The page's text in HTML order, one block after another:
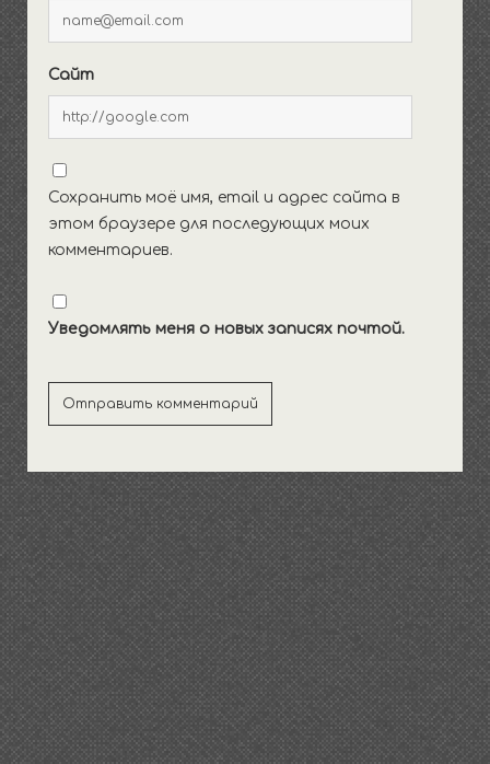
Сайт
Сохранить моё имя, email и адрес сайта в
этом браузере для последующих моих
комментариев.
Уведомлять меня о новых записях почтой.